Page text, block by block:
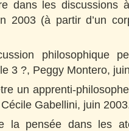
dans les discussions
2003 (à partir d’un
philosophique
3 ?, Peggy Montero,
un apprenti-
Gabellini, juin
la pensée dans les